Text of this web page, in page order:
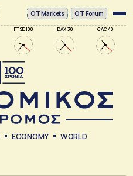
FTSE 100 DAX 30 CAC 40
ΟΤ Markets OT Forum
ECONOMY WORLD